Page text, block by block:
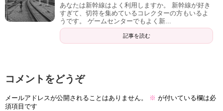
あなたは新幹線はよく利用しますか。 新幹線が好き
すぎて、切符を集めているコレクターの方もいるよ
うです。 ゲームセンターでもよく新...
記事を読む
コメントをどうぞ
メールアドレスが公開されることはありません。 ※ が付いている欄は必
須項目です